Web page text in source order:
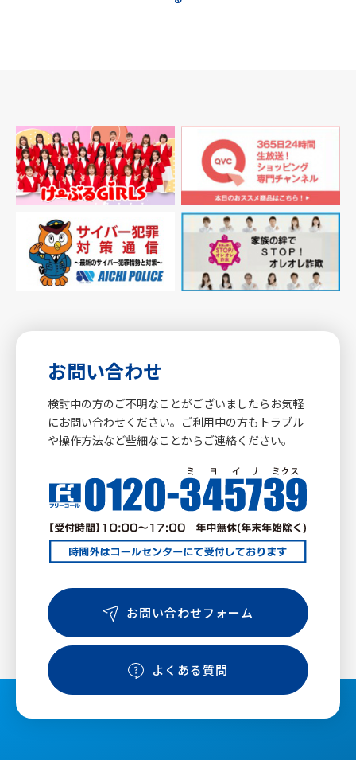
お問い合わせ
検討中の方のご不明なことがございましたらお気軽
にお問い合わせください。ご利用中の方もトラブル
や操作方法など些細なことからご連絡ください。
お問い合わせフォーム
よくある質問